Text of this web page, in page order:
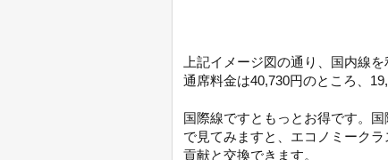
上記イメージ図の通り、国内線
通席料金は40,730円のところ、
国際線ですともっとお得です。
で見てみますと、エコノミーク
貢献と交換できます。